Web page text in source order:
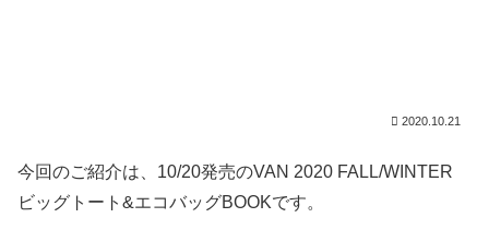
2020.10.21
今回のご紹介は、10/20発売のVAN 2020 FALL/WINTER
ビッグトート&エコバッグBOOKです。